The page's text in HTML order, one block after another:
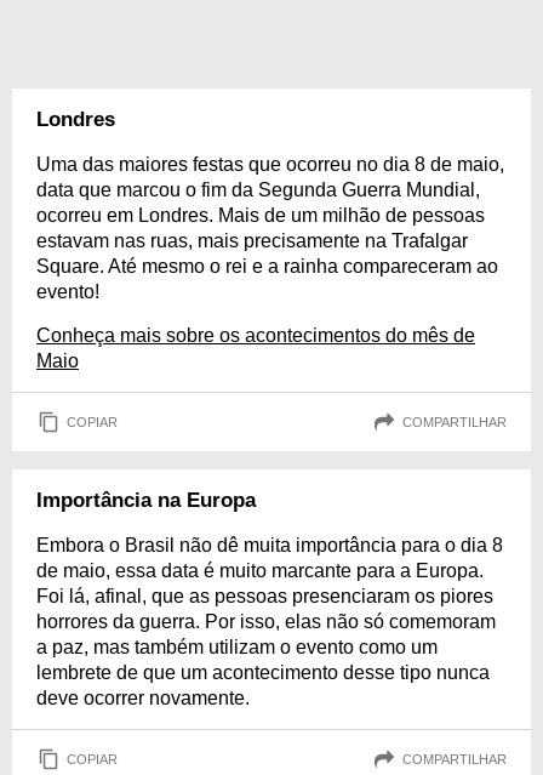
Londres
Uma das maiores festas que ocorreu no dia 8 de maio,
data que marcou o fim da Segunda Guerra Mundial,
ocorreu em Londres. Mais de um milhão de pessoas
estavam nas ruas, mais precisamente na Trafalgar
Square. Até mesmo o rei e a rainha compareceram ao
evento!
Conheça mais sobre os acontecimentos do mês de
Maio
COPIAR COMPARTILHAR
Importância na Europa
Embora o Brasil não dê muita importância para o dia 8
de maio, essa data é muito marcante para a Europa.
Foi lá, afinal, que as pessoas presenciaram os piores
horrores da guerra. Por isso, elas não só comemoram
a paz, mas também utilizam o evento como um
lembrete de que um acontecimento desse tipo nunca
deve ocorrer novamente.
COPIAR COMPARTILHAR